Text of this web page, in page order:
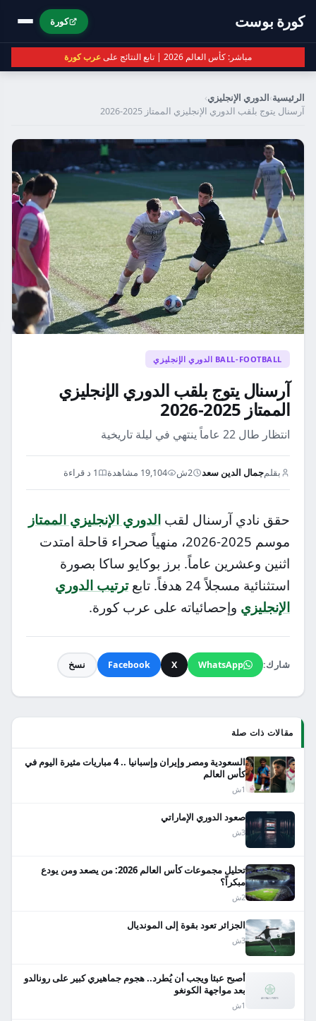
كورة بوست كورة
مباشر: كأس العالم 2026 | تابع النتائج على عرب كورة
الرئيسية›الدوري الإنجليزي›
آرسنال يتوج بلقب الدوري الإنجليزي الممتاز 2025-2026
BALL-FOOTBALL الدوري الإنجليزي
آرسنال يتوج بلقب الدوري الإنجليزي
الممتاز 2025-2026
انتظار طال 22 عاماً ينتهي في ليلة تاريخية
بقلمجمال الدين سعد 2ش 19,104 مشاهدة 1 د قراءة
حقق نادي آرسنال لقب الدوري الإنجليزي الممتاز
موسم 2025-2026، منهياً صحراء قاحلة امتدت
اثنين وعشرين عاماً. برز بوكايو ساكا بصورة
استثنائية مسجلاً 24 هدفاً. تابع
ترتيب الدوري
الإنجليزي وإحصائياته على عرب كورة.
شارك: WhatsApp
X
Facebook نسخ
مقالات ذات صلة
السعودية ومصر وإيران وإسبانيا .. 4 مباريات مثيرة اليوم في
كأس العالم
1ش
صعود الدوري الإماراتي
3ش
تحليل مجموعات كأس العالم 2026: من يصعد ومن يودع
مبكراً؟
2ش
الجزائر تعود بقوة إلى المونديال
3ش
أصبح عبئا ويجب أن يُطرد.. هجوم جماهيري كبير على رونالدو
بعد مواجهة الكونغو
1ش